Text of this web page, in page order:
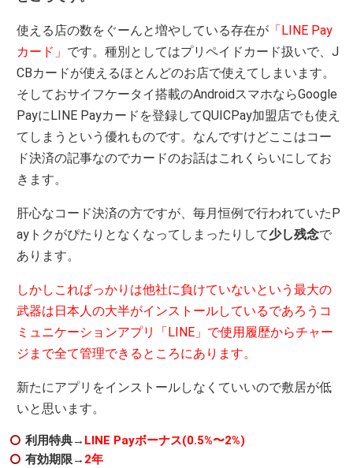
使える店の数をぐーんと増やしている存在が 「LINE Pay
カード」 です。種別としてはプリペイドカード扱いで、J
CBカードが使えるほとんどのお店で使えてしまいます。
そしておサイフケータイ搭載のAndroidスマホならGoogle
PayにLINE Payカードを登録してQUICPay加盟店でも使え
てしまうという優れものです。なんですけどここはコー
ド決済の記事なのでカードのお話はこれくらいにしてお
きます。
肝心なコード決済の方ですが、毎月恒例で行われていたP
ayトクがぴたりとなくなってしまったりして少し残念で
あります。
しかしこればっかりは他社に負けていないという最大の
武器は日本人の大半がインストールしているであろうコ
ミュニケーションアプリ「LINE」で使用履歴からチャー
ジまで全て管理できるところにあります。
新たにアプリをインストールしなくていいので敷居が低
いと思います。
利用特典→ LINE Payボーナス(0.5%〜2%)
有効期限→ 2年